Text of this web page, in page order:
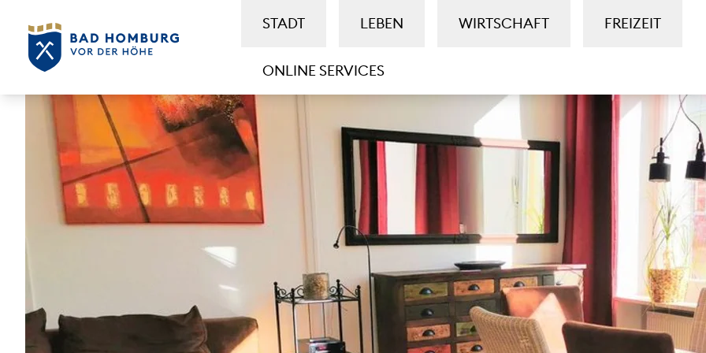
STADT LEBEN WIRTSCHAFT FREIZEIT
ONLINE SERVICES